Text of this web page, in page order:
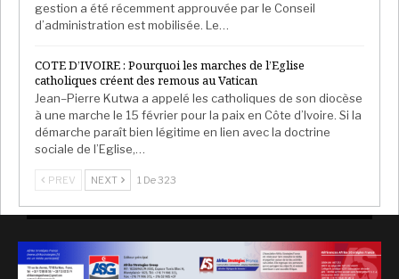
gestion a été récemment approuvée par le Conseil
d’administration est mobilisée. Le…
COTE D’IVOIRE : Pourquoi les marches de l’Eglise
catholiques créent des remous au Vatican
Jean–Pierre Kutwa a appelé les catholiques de son diocèse
à une marche le 15 février pour la paix en Côte d’Ivoire. Si la
démarche paraît bien légitime en lien avec la doctrine
sociale de l’Eglise,…
PREV NEXT 1 De 323